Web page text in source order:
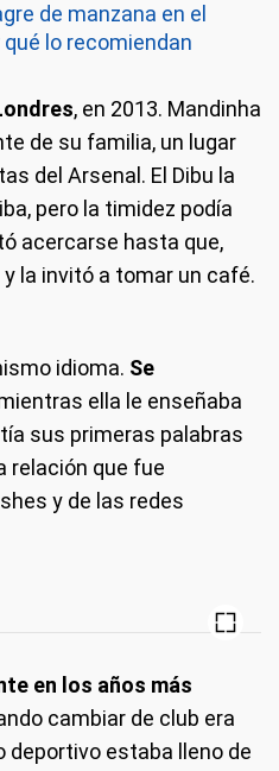
de manzana en el
lo recomiendan
, en 2013. Mandinha
de su familia, un lugar
del Arsenal. El Dibu la
pero la timidez podía
acercarse hasta que,
la invitó a tomar un café.
idioma. Se
ella le enseñaba
sus primeras palabras
relación que fue
y de las redes
en los años más
cambiar de club era
estaba lleno de